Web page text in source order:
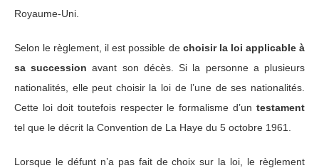
Royaume-Uni.
Selon le règlement, il est possible de choisir la loi applicable à
sa succession avant son décès. Si la personne a plusieurs
nationalités, elle peut choisir la loi de l’une de ses nationalités.
Cette loi doit toutefois respecter le formalisme d’un testament
tel que le décrit la Convention de La Haye du 5 octobre 1961.
Lorsque le défunt n’a pas fait de choix sur la loi, le règlement